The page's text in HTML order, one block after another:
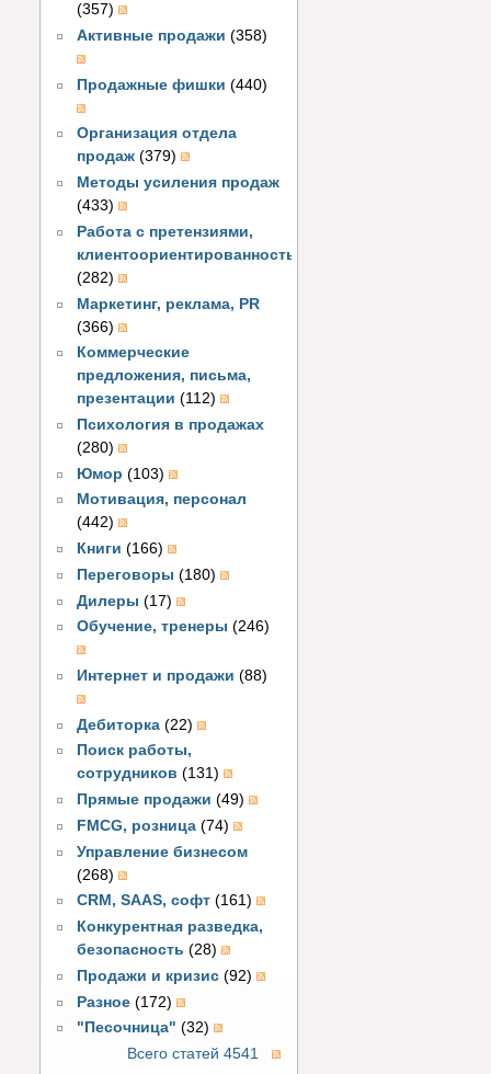
(357)
Активные продажи (358)
Продажные фишки (440)
Организация отдела
продаж (379)
Методы усиления продаж
(433)
Работа с претензиями,
клиентоориентированность
(282)
Маркетинг, реклама, PR
(366)
Коммерческие
предложения, письма,
презентации (112)
Психология в продажах
(280)
Юмор (103)
Мотивация, персонал
(442)
Книги (166)
Переговоры (180)
Дилеры (17)
Обучение, тренеры (246)
Интернет и продажи (88)
Дебиторка (22)
Поиск работы,
сотрудников (131)
Прямые продажи (49)
FMCG, розница (74)
Управление бизнесом
(268)
CRM, SAAS, софт (161)
Конкурентная разведка,
безопасность (28)
Продажи и кризис (92)
Разное (172)
"Песочница" (32)
Всего статей 4541